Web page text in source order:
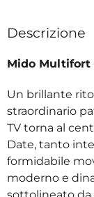
Descrizione
Mido Multifort
Un brillante
straordinario
TV torna al
Date, tanto
formidabile
moderno e
sottolineato da